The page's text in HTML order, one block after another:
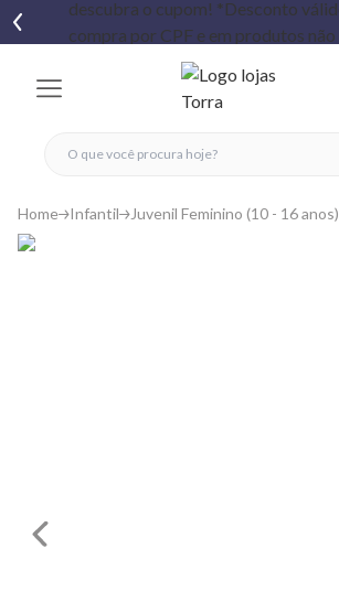
fechar menu
fechar menu
favoritos
Home Infantil Juvenil Feminino (10 - 16 anos)